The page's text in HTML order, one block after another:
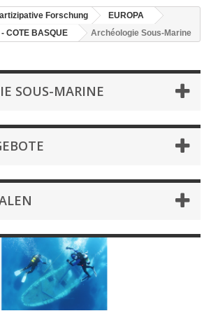
Forschung
EUROPA
- COTE BASQUE Archéologie Sous-Marine
SOUS-MARINE